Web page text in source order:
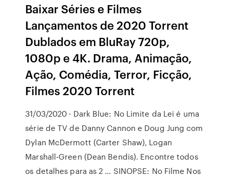
Baixar Séries e Filmes
Lançamentos de 2020 Torrent
Dublados em BluRay 720p,
1080p e 4K. Drama, Animação,
Ação, Comédia, Terror, Ficção,
Filmes 2020 Torrent
31/03/2020 · Dark Blue: No Limite da Lei é uma
série de TV de Danny Cannon e Doug Jung com
Dylan McDermott (Carter Shaw), Logan
Marshall-Green (Dean Bendis). Encontre todos
os detalhes para as 2 … SINOPSE: No Filme Nos